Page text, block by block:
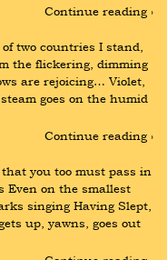
Continue reading ›
two countries I stand,
the flickering, dimming
are rejoicing… Violet,
goes on the humid
Continue reading ›
you too must pass in
Even on the smallest
singing Having Slept,
up, yawns, goes out